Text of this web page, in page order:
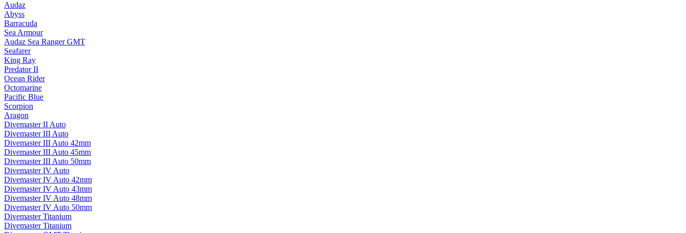
Audaz
Abyss
Barracuda
Sea Armour
Audaz Sea Ranger GMT
Seafarer
King Ray
Predator II
Ocean Rider
Octomarine
Pacific Blue
Scorpion
Aragon
Divemaster II Auto
Divemaster III Auto
Divemaster III Auto 42mm
Divemaster III Auto 45mm
Divemaster III Auto 50mm
Divemaster IV Auto
Divemaster IV Auto 42mm
Divemaster IV Auto 43mm
Divemaster IV Auto 48mm
Divemaster IV Auto 50mm
Divemaster Titanium
Divemaster Titanium